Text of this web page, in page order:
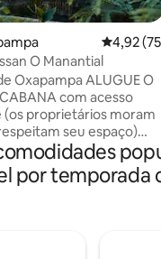
4,92 de
4,92
O Manantial
ALUGUE O
com acesso
seu espaço)
com uma cama de
banheiro completo
cozinha equipada
por temporada